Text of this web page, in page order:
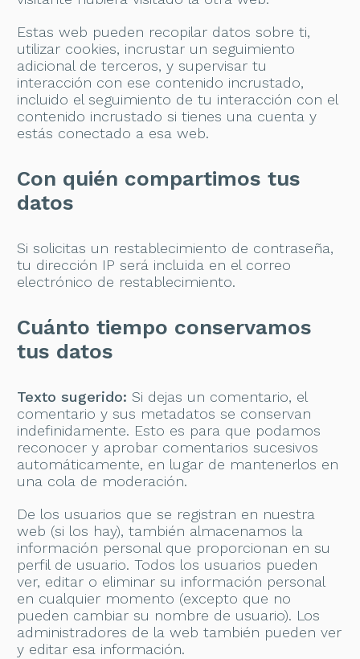
Estas web pueden recopilar datos sobre ti,
utilizar cookies, incrustar un seguimiento
adicional de terceros, y supervisar tu
interacción con ese contenido incrustado,
incluido el seguimiento de tu interacción con el
contenido incrustado si tienes una cuenta y
estás conectado a esa web.
Con quién compartimos tus
datos
Si solicitas un restablecimiento de contraseña,
tu dirección IP será incluida en el correo
electrónico de restablecimiento.
Cuánto tiempo conservamos
tus datos
Texto sugerido: Si dejas un comentario, el
comentario y sus metadatos se conservan
indefinidamente. Esto es para que podamos
reconocer y aprobar comentarios sucesivos
automáticamente, en lugar de mantenerlos en
una cola de moderación.
De los usuarios que se registran en nuestra
web (si los hay), también almacenamos la
información personal que proporcionan en su
perfil de usuario. Todos los usuarios pueden
ver, editar o eliminar su información personal
en cualquier momento (excepto que no
pueden cambiar su nombre de usuario). Los
administradores de la web también pueden ver
y editar esa información.